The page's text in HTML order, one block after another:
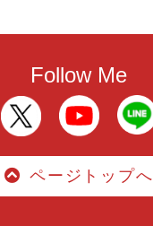
Follow Me
ページトップへ